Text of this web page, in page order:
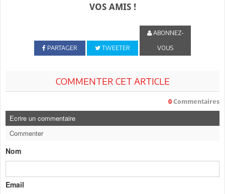
VOS AMIS !
PARTAGER TWEETER
ABONNEZ-
VOUS
COMMENTER CET ARTICLE
0 Commentaires
Ecrire un commentaire
Commenter
Nom
Email